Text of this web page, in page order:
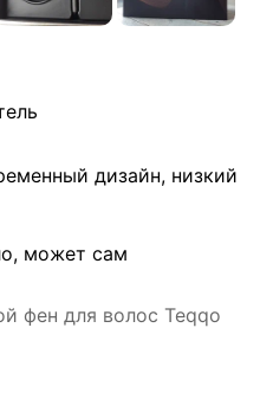
дизайн, низкий
может сам
фен для волос Teqqo